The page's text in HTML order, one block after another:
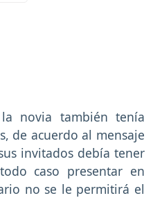
novia también tenía
de acuerdo al mensaje
invitados debía tener
caso presentar en
no se le permitirá el